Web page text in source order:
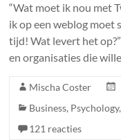
“Wat moet ik nou met
ik op een weblog moet
tijd! Wat levert het
en organisaties die
Mischa Coster
Business, Psychology
121 reacties